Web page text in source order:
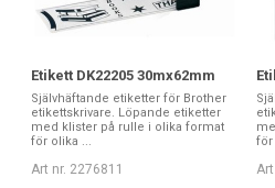
Etikett DK22205 30mx62mm
Självhäftande etiketter för Brother
etikettskrivare. Löpande etiketter
med klister på rulle i olika format
för olika ...
Art nr. 2276811
för